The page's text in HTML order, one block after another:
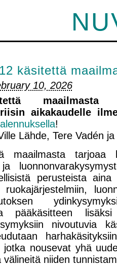
käsitettä
10, 2026
maailmasta
aikakaudelle
!
Lähde, Tere Vadén
maailmasta tarjoaa
perusteista aina
ruokajärjestelmiin,
pääkäsitteen
nivoutuvia
jotka nousevat yhä
välineitä niiden